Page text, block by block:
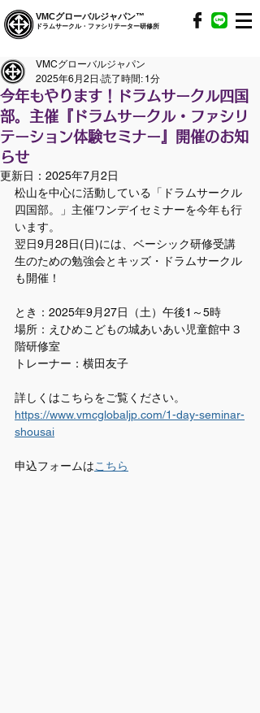
VMCグローバルジャパン™
ドラムサークル・ファシリテーター研修所
今年もやります！ドラムサークル四国
部。主催『ドラムサークル・ファシリ
テーション体験セミナー』開催のお知
らせ
VMCグローバルジャパン
2025年6月2日 読了時間: 1分
更新日： 2025年7月2日
松山を中心に活動している「ドラムサークル
四国部。」主催ワンデイセミナーを今年も行
います。
翌日9月28日(日)には、ベーシック研修受講
生のための勉強会とキッズ・ドラムサークル
も開催！
とき：2025年9月27日（土）午後1～5時
場所：えひめこどもの城あいあい児童館中３
階研修室
トレーナー：横田友子
詳しくはこちらをご覧ください。
https://www.vmcglobaljp.com/1-day-seminar-
shousai
申込フォームはこちら